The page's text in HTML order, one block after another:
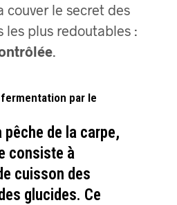
couver le secret des
les plus redoutables :
.
par le
pêche de la carpe,
consiste à
cuisson des
glucides. Ce